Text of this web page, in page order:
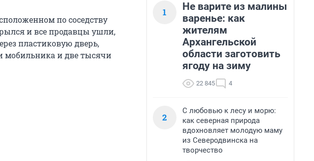
по соседству
и все продавцы ушли,
пластиковую дверь,
мобильника и две тысячи
1
Не варите из малины
варенье: как
жителям
Архангельской
области заготовить
ягоду на зиму
22 845 4
2
С любовью к лесу и морю:
как северная природа
вдохновляет молодую маму
из Северодвинска на
творчество